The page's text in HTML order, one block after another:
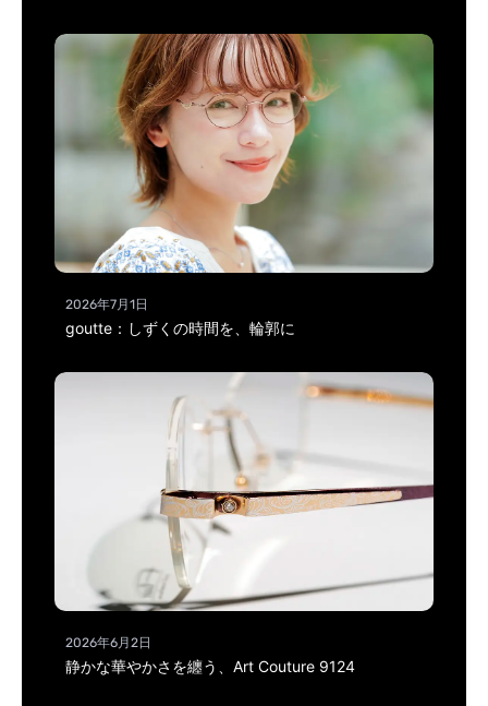
2026年7月1日
goutte：しずくの時間を、輪郭に
2026年6月2日
静かな華やかさを纏う、Art Couture 9124